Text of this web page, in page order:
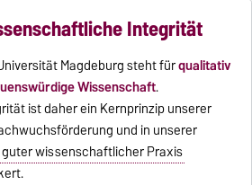
Integrität
Magdeburg steht fürqualitativ
Wissenschaft.
ist daher ein Kernprinzip unserer
und in unserer
wissenschaftlicher Praxis